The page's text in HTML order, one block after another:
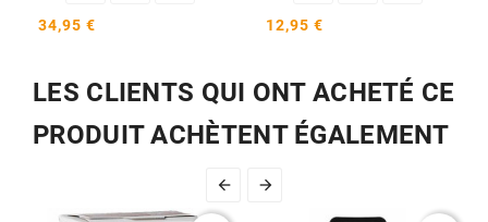
34,95 € 12,95 €
LES CLIENTS QUI ONT ACHETÉ CE
PRODUIT ACHÈTENT ÉGALEMENT
 